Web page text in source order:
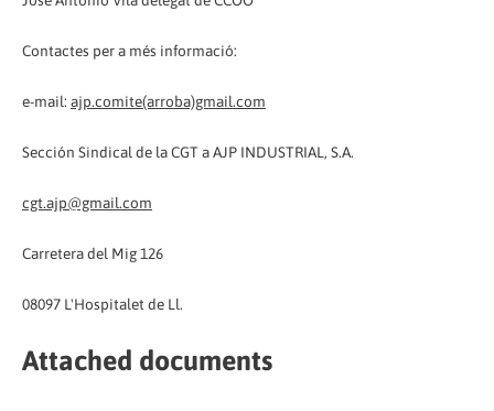
Contactes per a més informació:
e-mail: ajp.comite(arroba)gmail.com
Sección Sindical de la CGT a AJP INDUSTRIAL, S.A.
cgt.ajp@gmail.com
Carretera del Mig 126
08097 L'Hospitalet de Ll.
Attached documents